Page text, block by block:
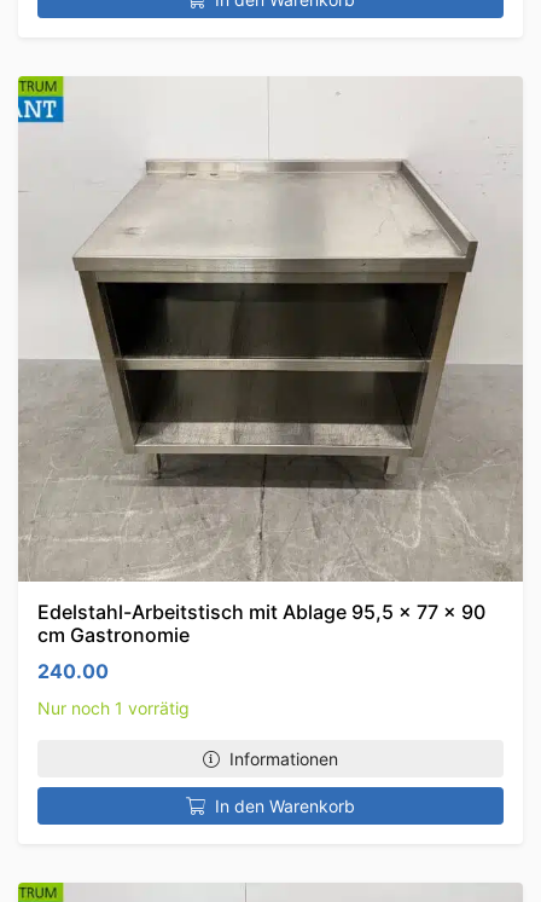
Edelstahl-Arbeitstisch mit Ablage 95,5 x 77 x 90
cm Gastronomie
240.00
Nur noch 1 vorrätig
Informationen
In den Warenkorb